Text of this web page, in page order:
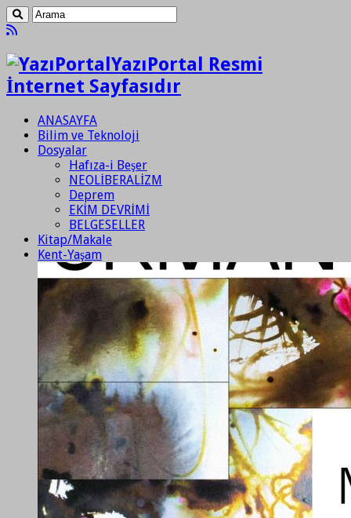
YazıPortal Resmi
İnternet Sayfasıdır
ANASAYFA
Bilim ve Teknoloji
Dosyalar
Hafıza-i Beşer
NEOLİBERALİZM
Deprem
EKİM DEVRİMİ
BELGESELLER
Kitap/Makale
Kent-Yaşam